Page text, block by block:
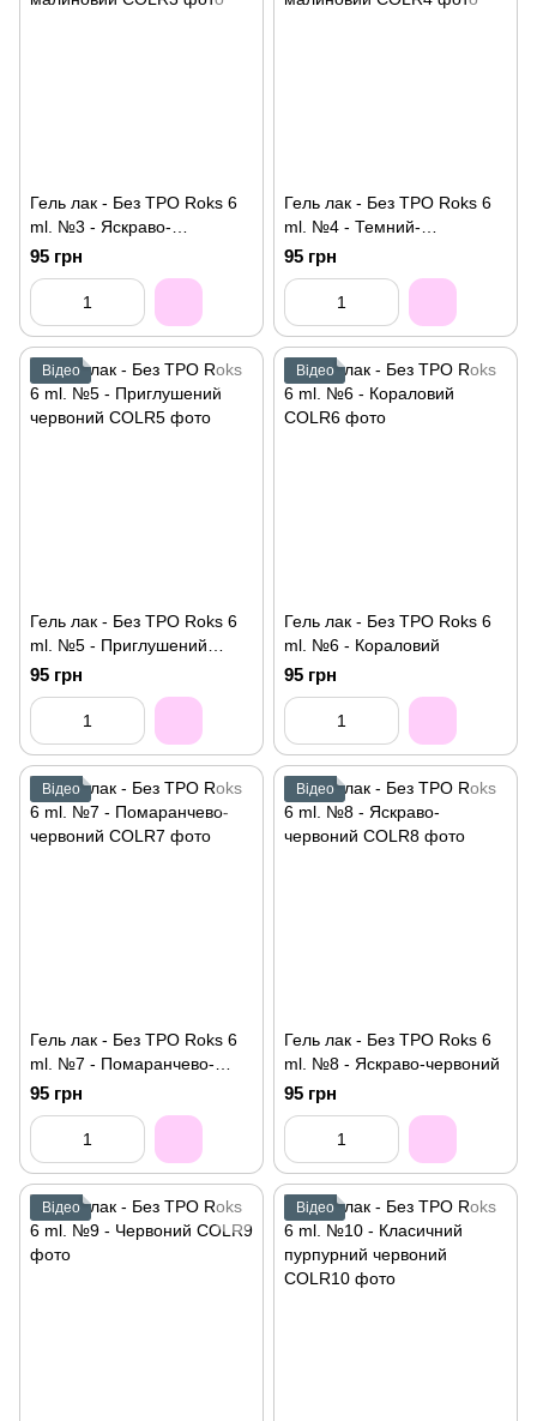
Гель лак - Без ТРО Roks 6
ml. №3 - Яскраво-
малиновий
95 грн
Гель лак - Без ТРО Roks 6
ml. №4 - Темний-
малиновий
95 грн
Відео
Гель лак - Без ТРО Roks 6
ml. №5 - Приглушений
червоний
95 грн
Відео
Гель лак - Без ТРО Roks 6
ml. №6 - Кораловий
95 грн
Відео
Гель лак - Без ТРО Roks 6
ml. №7 - Помаранчево-
червоний
95 грн
Відео
Гель лак - Без ТРО Roks 6
ml. №8 - Яскраво-червоний
95 грн
Відео Відео